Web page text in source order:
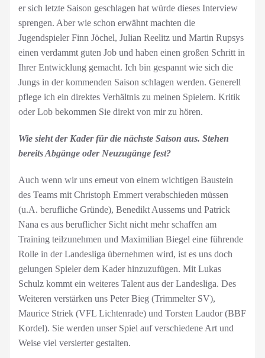
er sich letzte Saison geschlagen hat würde dieses Interview
sprengen. Aber wie schon erwähnt machten die
Jugendspieler Finn Jöchel, Julian Reelitz und Martin Rupsys
einen verdammt guten Job und haben einen großen Schritt in
Ihrer Entwicklung gemacht. Ich bin gespannt wie sich die
Jungs in der kommenden Saison schlagen werden. Generell
pflege ich ein direktes Verhältnis zu meinen Spielern. Kritik
oder Lob bekommen Sie direkt von mir zu hören.
Wie sieht der Kader für die nächste Saison aus. Stehen
bereits Abgänge oder Neuzugänge fest?
Auch wenn wir uns erneut von einem wichtigen Baustein
des Teams mit Christoph Emmert verabschieden müssen
(u.A. berufliche Gründe), Benedikt Aussems und Patrick
Nana es aus beruflicher Sicht nicht mehr schaffen am
Training teilzunehmen und Maximilian Biegel eine führende
Rolle in der Landesliga übernehmen wird, ist es uns doch
gelungen Spieler dem Kader hinzuzufügen. Mit Lukas
Schulz kommt ein weiteres Talent aus der Landesliga. Des
Weiteren verstärken uns Peter Bieg (Trimmelter SV),
Maurice Striek (VFL Lichtenrade) und Torsten Laudor (BBF
Kordel). Sie werden unser Spiel auf verschiedene Art und
Weise viel versierter gestalten.